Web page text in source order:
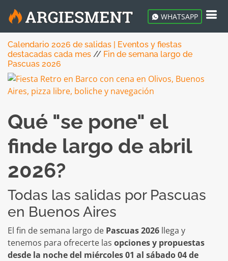
WHATSAPP
Calendario 2026 de salidas | Eventos y fiestas
destacadas cada mes // Fin de semana largo de
Pascuas 2026
Qué "se pone" el
finde largo de abril
2026?
Todas las salidas por Pascuas
en Buenos Aires
El fin de semana largo de Pascuas 2026 llega y
tenemos para ofrecerte las opciones y propuestas
desde la noche del miércoles 01 al sábado 04 de